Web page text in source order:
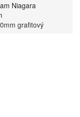
Niagara
grafitový